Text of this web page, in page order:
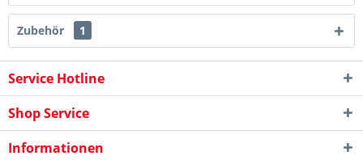
Zubehör 1
Service Hotline
Shop Service
Informationen